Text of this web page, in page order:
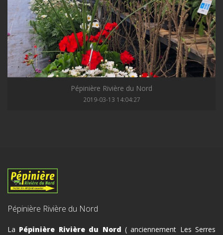
Pépinière Rivière du Nord
2019-03-13 14:04:27
Pépinière Rivière du Nord
La Pépinière Rivière du Nord ( anciennement Les Serres